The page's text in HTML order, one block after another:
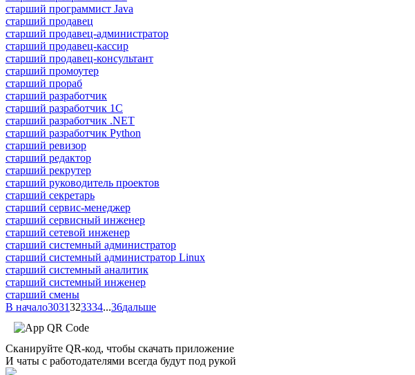
старший программист Java
старший продавец
старший продавец-администратор
старший продавец-кассир
старший продавец-консультант
старший промоутер
старший прораб
старший разработчик
старший разработчик 1С
старший разработчик .NET
старший разработчик Python
старший ревизор
старший редактор
старший рекрутер
старший руководитель проектов
старший секретарь
старший сервис-менеджер
старший сервисный инженер
старший сетевой инженер
старший системный администратор
старший системный администратор Linux
старший системный аналитик
старший системный инженер
старший смены
В начало3031323334...36дальше
Сканируйте QR-код, чтобы скачать приложение
И чаты с работодателями всегда будут под рукой